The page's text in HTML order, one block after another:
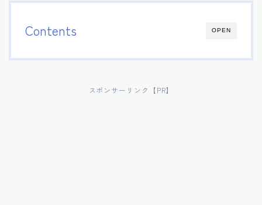
OPEN
Contents
スポンサーリンク【PR】